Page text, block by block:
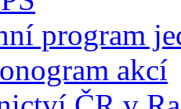
program
akcí